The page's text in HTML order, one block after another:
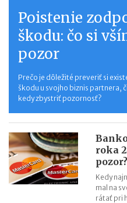
Poistenie
škodu: čo si
pozor
Prečo je dôležité preveriť si
škodu u svojho biznis partnera,
kedy zbystriť pozornosť?
roka
pozor?
Kedy
mal na
rátať pri